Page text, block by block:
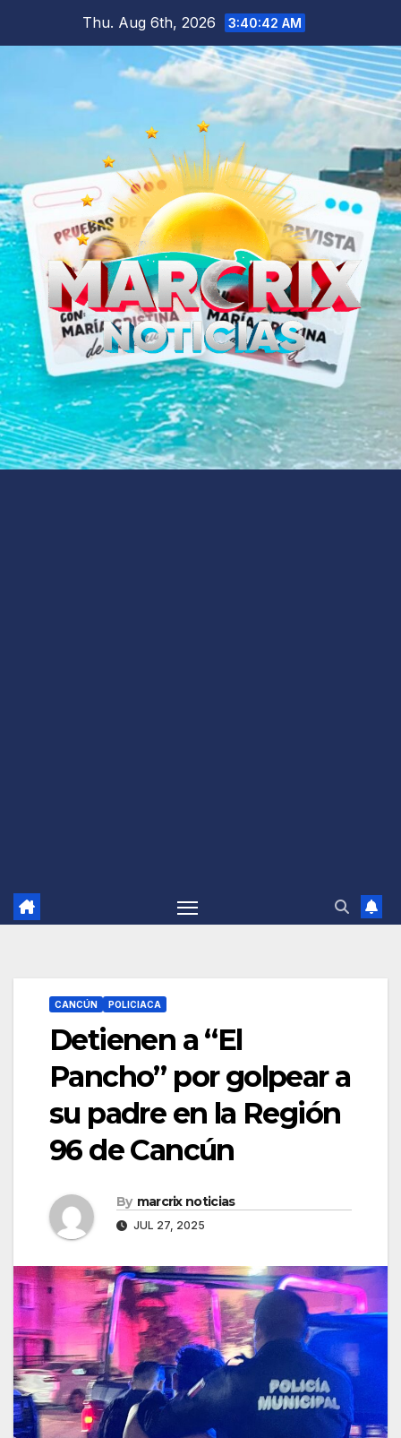
Thu. Aug 6th, 2026 3:40:44 AM
CANCÚN POLICIACA
Detienen a “El
Pancho” por golpear a
su padre en la Región
96 de Cancún
By marcrix noticias
JUL 27, 2025